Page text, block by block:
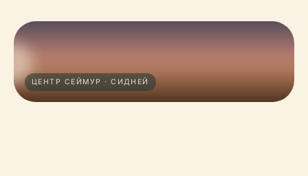
ЦЕНТР СЕЙМУР · СИДНЕЙ